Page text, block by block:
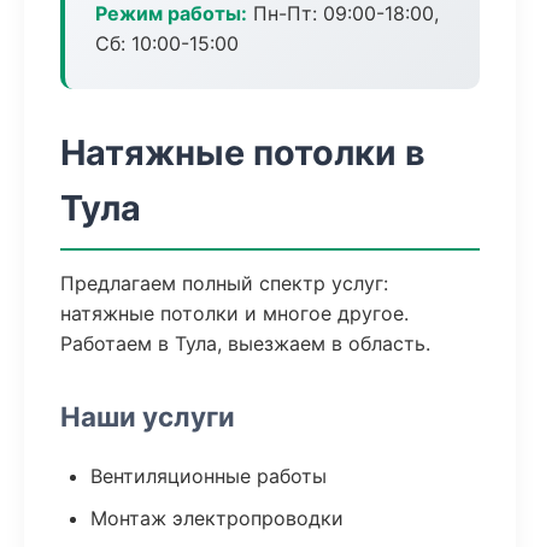
Режим работы: Пн-Пт: 09:00-18:00,
Сб: 10:00-15:00
Натяжные потолки в
Тула
Предлагаем полный спектр услуг:
натяжные потолки и многое другое.
Работаем в Тула, выезжаем в область.
Наши услуги
Вентиляционные работы
Монтаж электропроводки